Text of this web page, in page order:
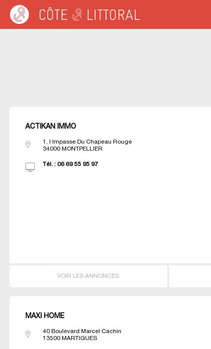
Warning: Undefined variable $idUser in/var/www/cotelittoral.fr/annuaire.php
Côte & Littoral
ACTIKAN IMMO
1, I Impasse Du Chapeau Rouge
34000 MONTPELLIER
Tél. : 06 69 55 95 97
VOIR LES ANNONCES
MAXI HOME
40 Boulevard Marcel Cachin
13500 MARTIGUES